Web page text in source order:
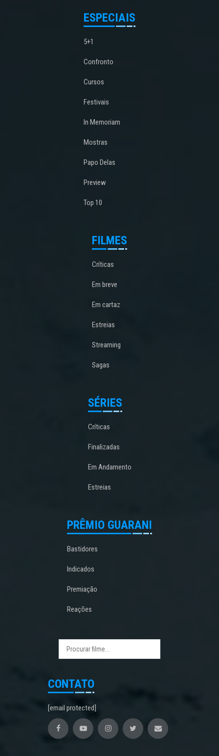
ESPECIAIS
5+1
Confronto
Cursos
Festivais
In Memoriam
Mostras
Papo Delas
Preview
Top 10
FILMES
Críticas
Em breve
Em cartaz
Estreias
Streaming
Sagas
SÉRIES
Críticas
Finalizadas
Em Andamento
Estreias
PRÊMIO GUARANI
Bastidores
Indicados
Premiação
Reações
CONTATO
[email protected]